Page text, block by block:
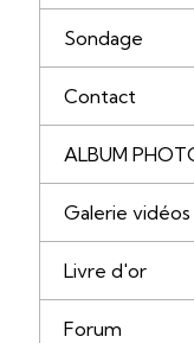
Sondage
Contact
ALBUM
Galerie vidéos
Livre d'or
Forum